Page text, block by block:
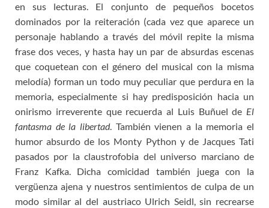
en sus lecturas. El conjunto de pequeños bocetos
dominados por la reiteración (cada vez que aparece un
personaje hablando a través del móvil repite la misma
frase dos veces, y hasta hay un par de absurdas escenas
que coquetean con el género del musical con la misma
melodía) forman un todo muy peculiar que perdura en la
memoria, especialmente si hay predisposición hacia un
onirismo irreverente que recuerda al Luis Buñuel de El
fantasma de la libertad. También vienen a la memoria el
humor absurdo de los Monty Python y de Jacques Tati
pasados por la claustrofobia del universo marciano de
Franz Kafka. Dicha comicidad también juega con la
vergüenza ajena y nuestros sentimientos de culpa de un
modo similar al del austriaco Ulrich Seidl, sin recrearse